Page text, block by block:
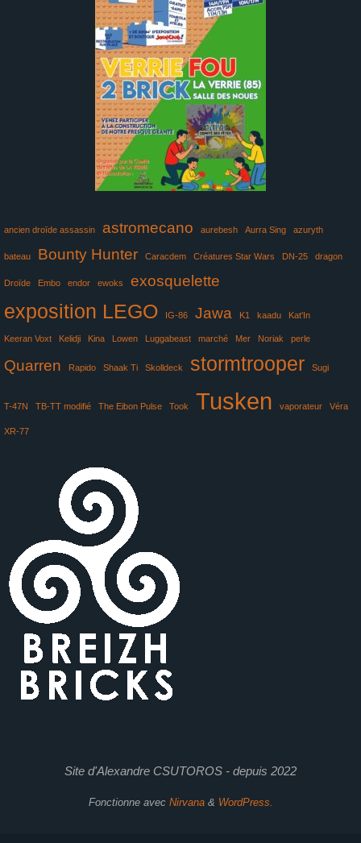
ancien droïde assassin astromecano aurebesh Aurra Sing azuryth
bateau Bounty Hunter Caracdem Créatures Star Wars DN-25 dragon
Droïde Embo endor ewoks exosquelette
exposition LEGO IG-86 Jawa K1 kaadu Kat'In
Keeran Voxt Kelidji Kina Lowen Luggabeast marché Mer Noriak perle
Quarren Rapido Shaak Ti Skolldeck stormtrooper Sugi
T-47N TB-TT modifié The Eibon Pulse Took Tusken vaporateur Véra
XR-77
Site d'Alexandre CSUTOROS - depuis 2022
Fonctionne avec Nirvana& WordPress.